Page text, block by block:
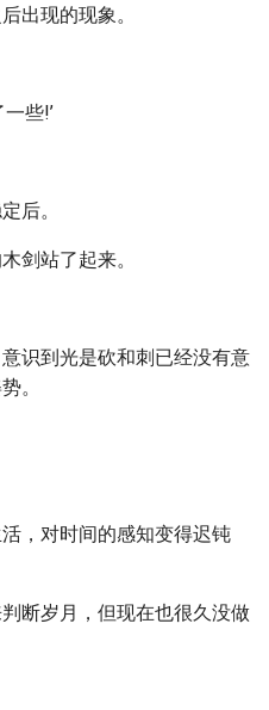
出现的现象。
些!’
后。
剑站了起来。
识到光是砍和刺已经没有意
。
，对时间的感知变得迟钝
断岁月，但现在也很久没做